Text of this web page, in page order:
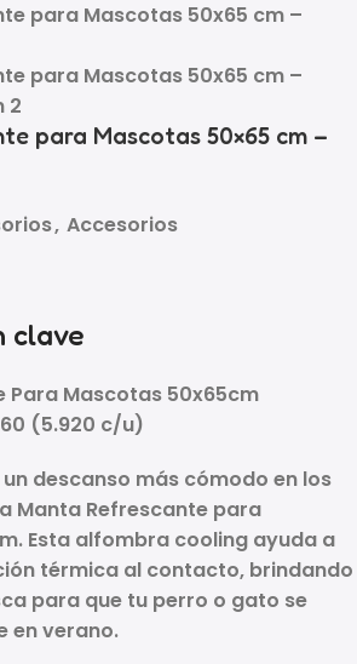
para Mascotas 50×65 cm –
, Accesorios
clave
Para Mascotas 50x65cm
(5.920 c/u)
descanso más cómodo en los
Manta Refrescante para
. Esta alfombra cooling ayuda a
térmica al contacto, brindando
para que tu perro o gato se
en verano.